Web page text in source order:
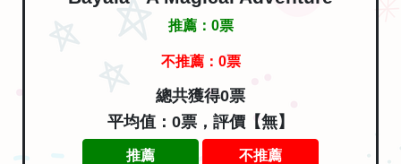
推薦： 0票
不推薦： 0票
總共獲得0票
平均值：0票，評價【無】
推薦 不推薦